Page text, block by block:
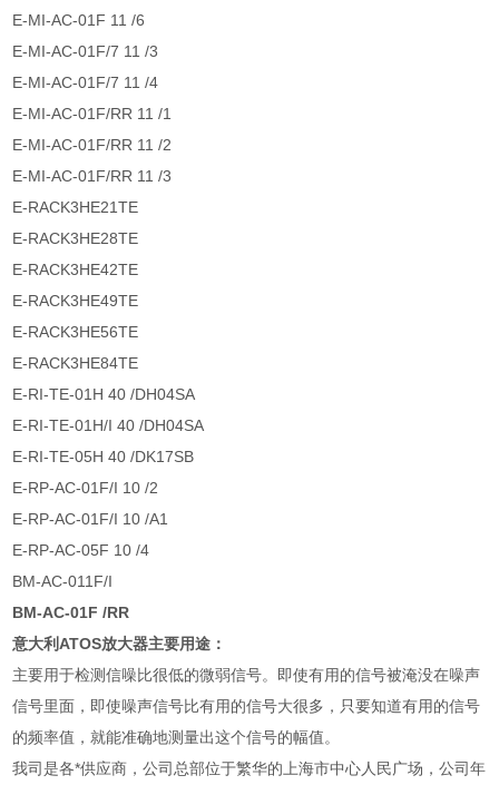
E-MI-AC-01F 11 /6
E-MI-AC-01F/7 11 /3
E-MI-AC-01F/7 11 /4
E-MI-AC-01F/RR 11 /1
E-MI-AC-01F/RR 11 /2
E-MI-AC-01F/RR 11 /3
E-RACK3HE21TE
E-RACK3HE28TE
E-RACK3HE42TE
E-RACK3HE49TE
E-RACK3HE56TE
E-RACK3HE84TE
E-RI-TE-01H 40 /DH04SA
E-RI-TE-01H/I 40 /DH04SA
E-RI-TE-05H 40 /DK17SB
E-RP-AC-01F/I 10 /2
E-RP-AC-01F/I 10 /A1
E-RP-AC-05F 10 /4
BM-AC-011F/I
BM-AC-01F /RR
意大利ATOS放大器主要用途：
主要用于检测信噪比很低的微弱信号。即使有用的信号被淹没在噪声
信号里面，即使噪声信号比有用的信号大很多，只要知道有用的信号
的频率值，就能准确地测量出这个信号的幅值。
我司是各*供应商，公司总部位于繁华的上海市中心人民广场，公司年